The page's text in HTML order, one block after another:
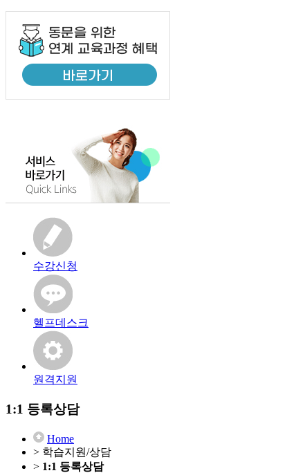
수강신청
헬프데스크
원격지원
1:1 등록상담
Home
> 학습지원/상담
> 1:1 등록상담